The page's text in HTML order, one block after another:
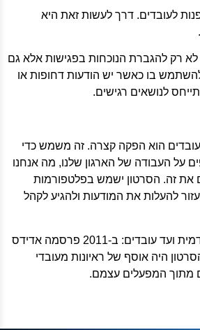
לעובדים. דרך לעשות זאת היא
לא רק להגברת הנוכחות בפגישות אלא גם
בו כאשר יש הודעות דחופות או
לנושאים רגישים.
הוא הפקה קצרה. זה משמש כדי
על העבודה של הארגון שלנו, מה אנחנו
את זה. הסרטון ישמש בפלטפורמות
להעלות את המודעות ולהגיע לקהל
עוד דוגמה של סרטון תדמית ועד עובדים: ב-2011 פרסמה אדידס
היה אוסף של ראיונות מעובדי
מתוך המפעלים עצמם.